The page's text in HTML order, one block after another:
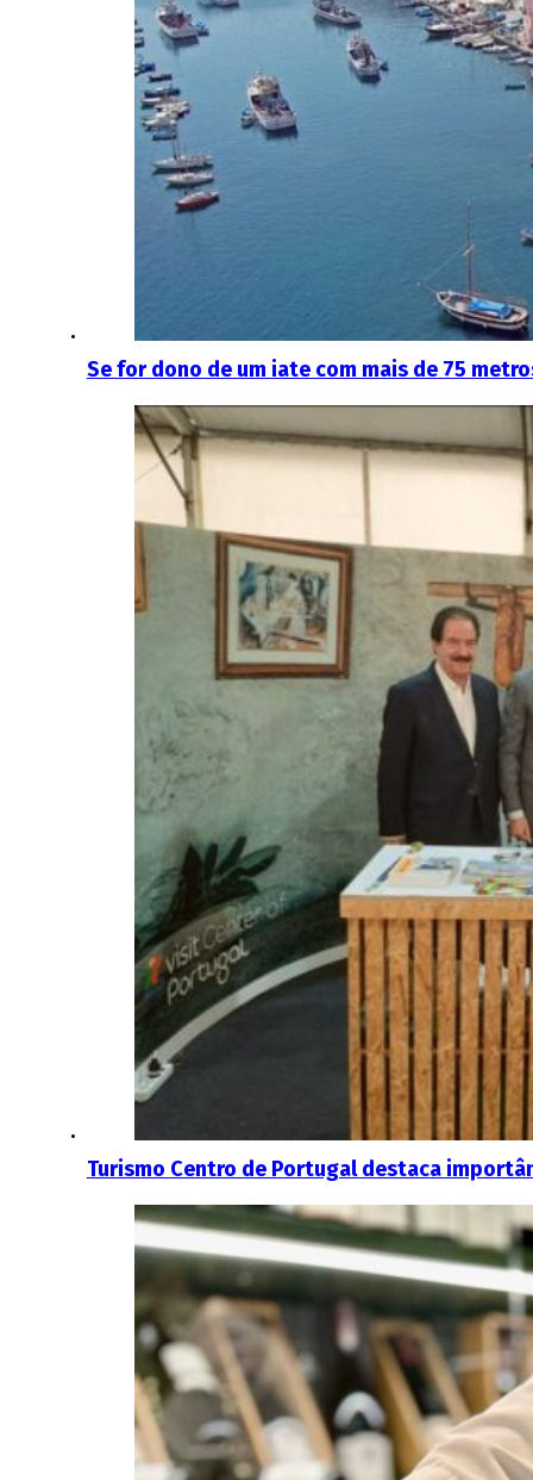
Se for dono de um iate com mais de 75
Turismo Centro de Portugal destaca